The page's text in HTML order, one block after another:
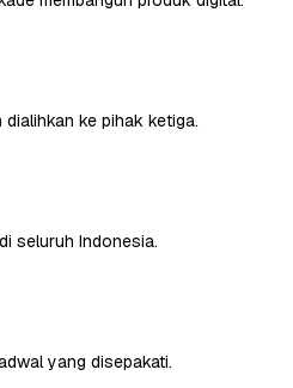
ke pihak ketiga.
seluruh Indonesia.
yang disepakati.